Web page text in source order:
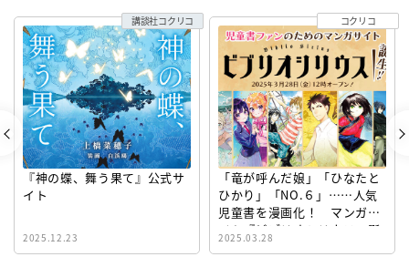
『神の蝶、舞う果て』公式サ
イト
2025.12.23
講談社コクリコ
「竜が呼んだ娘」「ひなたと
ひかり」「NO.６」……人気
児童書を漫画化！ マンガサ
イト『ビブリオシリウス』誕
生！
2025.03.28
コクリコ